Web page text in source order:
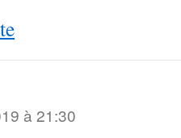
à 21:30